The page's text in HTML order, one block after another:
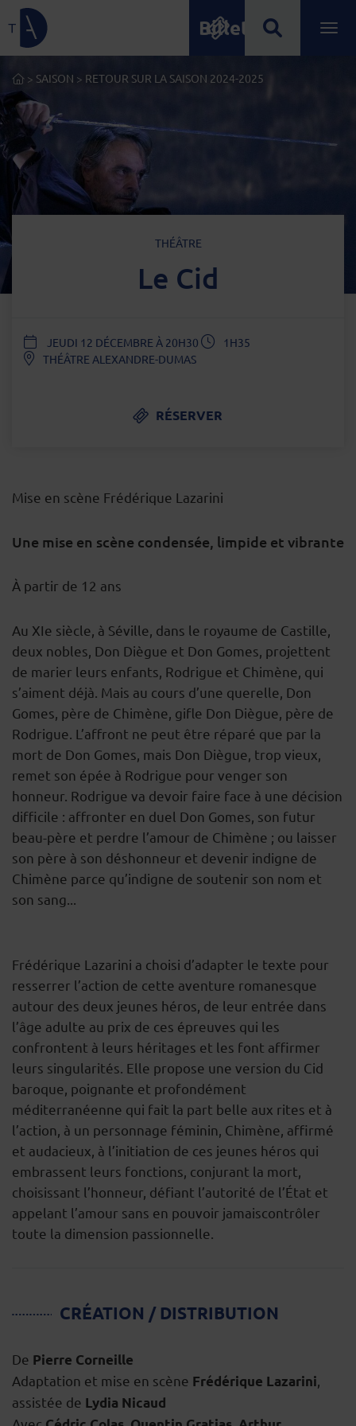
Lien de retour à la page d'accueil Billetterie
ACCUEIL
> SAISON > RETOUR SUR LA SAISON 2024-2025
TYPE D'ÉVÈNEMENT
THÉÂTRE
Le Cid
DATE JEUDI 12 DÉCEMBRE À 20H30
1H35
THÉÂTRE ALEXANDRE-DUMAS
RÉSERVER
Mise en scène Frédérique Lazarini
Une mise en scène condensée, limpide et vibrante
DESCRIPTION
À partir de 12 ans
Au XIe siècle, à Séville, dans le royaume de Castille,
deux nobles, Don Diègue et Don Gomes, projettent
de marier leurs enfants, Rodrigue et Chimène, qui
s’aiment déjà. Mais au cours d’une querelle, Don
Gomes, père de Chimène, gifle Don Diègue, père de
Rodrigue. L’affront ne peut être réparé que par la
mort de Don Gomes, mais Don Diègue, trop vieux,
remet son épée à Rodrigue pour venger son
honneur. Rodrigue va devoir faire face à une décision
difficile : affronter en duel Don Gomes, son futur
beau-père et perdre l’amour de Chimène ; ou laisser
son père à son déshonneur et devenir indigne de
Chimène parce qu’indigne de soutenir son nom et
son sang...
Frédérique Lazarini a choisi d’adapter le texte pour
resserrer l’action de cette aventure romanesque
autour des deux jeunes héros, de leur entrée dans
l’âge adulte au prix de ces épreuves qui les
confrontent à leurs héritages et les font affirmer
leurs singularités. Elle propose une version du Cid
baroque, poignante et profondément
méditerranéenne qui fait la part belle aux rites et à
l’action, à un personnage féminin, Chimène, affirmé
et audacieux, à l’initiation de ces jeunes héros qui
embrassent leurs fonctions, conjurant la mort,
choisissant l’honneur, défiant l’autorité de l’État et
appelant l’amour sans en pouvoir jamaiscontrôler
toute la dimension passionnelle.
CRÉATION / DISTRIBUTION
De Pierre Corneille
Adaptation et mise en scène Frédérique Lazarini
assistée de Lydia Nicaud